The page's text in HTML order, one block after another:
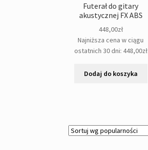
Futerał do gitary
akustycznej FX ABS
448,00zł
Najniższa cena w ciągu
ostatnich 30 dni: 448,00zł
Dodaj do koszyka